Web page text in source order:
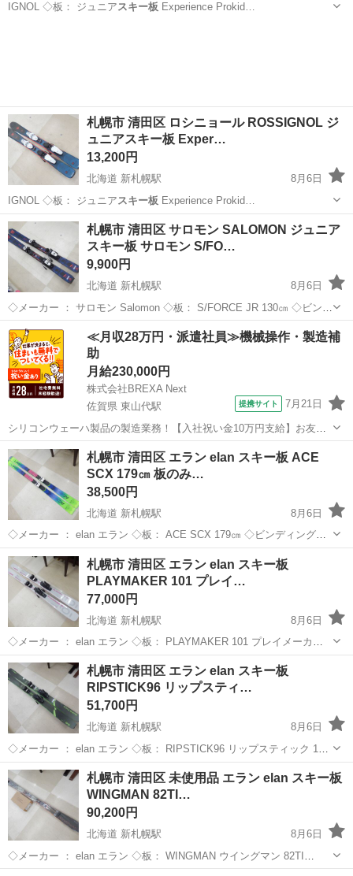
IGNOL ◇板： ジュニアスキー板 Experience Prokid…
札幌市 清田区 ロシニョール ROSSIGNOL ジ
ュニアスキー板 Exper…
13,200円
北海道 新札幌駅
8月6日
IGNOL ◇板： ジュニアスキー板 Experience Prokid…
北海道 札幌市 新札幌駅 スキー
札幌市 清田区 サロモン SALOMON ジュニア
スキー板 サロモン S/FO…
9,900円
北海道 新札幌駅
8月6日
◇メーカー ： サロモン Salomon ◇板： S/FORCE JR 130㎝ ◇ビンデ
ィング： Salomon ◇ソール長： 253-336㎜ 当方専門ではないため、
年代や仕様・状態など詳し...
北海道 札幌市 新札幌駅 スキー
≪月収28万円・派遣社員≫機械操作・製造補
助
月給230,000円
株式会社BREXA Next
佐賀県 東山代駅
提携サイト 7月21日
シリコンウェーハ製品の製造業務！【入社祝い金10万円支給】お友達
やカップルとの応募OK◎年間休日129日＆休出なしでプライベート充
実♪業務はクリーンルームで快適作業◎自社正社員登用制度あり★1食
300円～の格安食堂あり！《佐...
佐賀 伊万里市 東山代駅
札幌市 清田区 エラン elan スキー板 ACE
SCX 179㎝ 板のみ…
38,500円
北海道 新札幌駅
8月6日
◇メーカー ： elan エラン ◇板： ACE SCX 179㎝ ◇ビンディング： -
◇ソール長： - 当方専門ではないため、年代や仕様・状態など詳しい
ことは分かりかねます。 また、当方で...
北海道 札幌市 新札幌駅 スキー ビンディング
札幌市 清田区 エラン elan スキー板
PLAYMAKER 101 プレイ…
77,000円
北海道 新札幌駅
8月6日
◇メーカー ： elan エラン ◇板： PLAYMAKER 101 プレイメーカー
172㎝ ◇ビンディング： elan ATTACK14MN ◇ソール長： 259-382㎜
当方...
北海道 札幌市 新札幌駅 スキー
札幌市 清田区 エラン elan スキー板
RIPSTICK96 リップスティ…
51,700円
北海道 新札幌駅
8月6日
◇メーカー ： elan エラン ◇板： RIPSTICK96 リップスティック 188
㎝ ◇ビンディング： ATTACK14MN ◇ソール長： 259-382㎜ 当方専
門ではないため、年代...
北海道 札幌市 新札幌駅 スキー ビンディング
札幌市 清田区 未使用品 エラン elan スキー板
WINGMAN 82TI…
90,200円
北海道 新札幌駅
8月6日
◇メーカー ： elan エラン ◇板： WINGMAN ウイングマン 82TI
ABXKJR23 172㎝ ◇ビンディング： ELX11.0GW SHIFT ◇ソール